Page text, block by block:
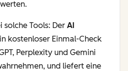
Tools: Der AI
kostenloser Einmal-Check
Perplexity und Gemini
und liefert eine